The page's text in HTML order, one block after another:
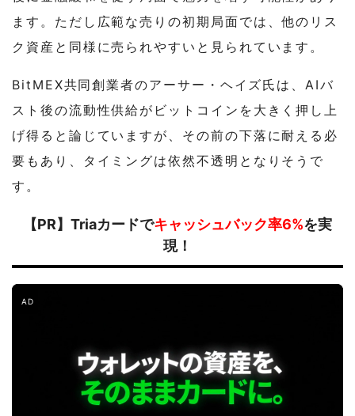
ます。ただし広範な売りの初期局面では、他のリス
ク資産と同様に売られやすいと見られています。
BitMEX共同創業者のアーサー・ヘイズ氏は、AIバ
スト後の流動性供給がビットコインを大きく押し上
げ得ると論じていますが、その前の下落に耐える必
要もあり、タイミングは依然不透明となりそうで
す。
【PR】Triaカードでキャッシュバック率6%を実
現！
AD